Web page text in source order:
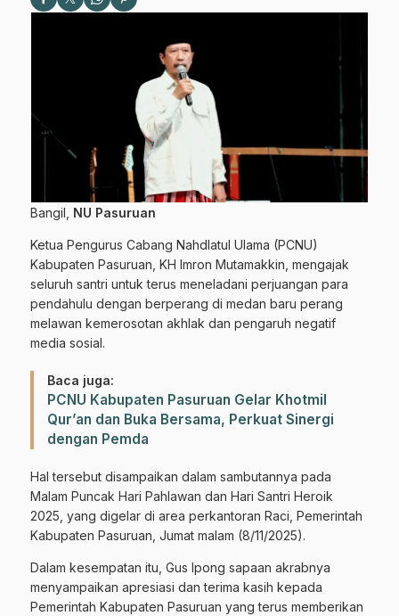
Bangil, NU Pasuruan
Ketua Pengurus Cabang Nahdlatul Ulama (PCNU)
Kabupaten Pasuruan, KH Imron Mutamakkin, mengajak
seluruh santri untuk terus meneladani perjuangan para
pendahulu dengan berperang di medan baru perang
melawan kemerosotan akhlak dan pengaruh negatif
media sosial.
Baca juga:
PCNU Kabupaten Pasuruan Gelar Khotmil
Qur’an dan Buka Bersama, Perkuat Sinergi
dengan Pemda
Hal tersebut disampaikan dalam sambutannya pada
Malam Puncak Hari Pahlawan dan Hari Santri Heroik
2025, yang digelar di area perkantoran Raci, Pemerintah
Kabupaten Pasuruan, Jumat malam (8/11/2025).
Dalam kesempatan itu, Gus Ipong sapaan akrabnya
menyampaikan apresiasi dan terima kasih kepada
Pemerintah Kabupaten Pasuruan yang terus memberikan